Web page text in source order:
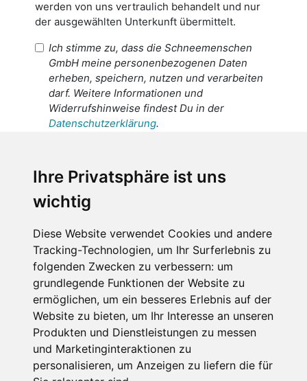
Ihre Privatsphäre ist uns
wichtig
Diese Website verwendet Cookies und andere
Tracking-Technologien, um Ihr Surferlebnis zu
folgenden Zwecken zu verbessern: um
grundlegende Funktionen der Website zu
ermöglichen, um ein besseres Erlebnis auf der
Website zu bieten, um Ihr Interesse an unseren
Produkten und Dienstleistungen zu messen
und Marketinginteraktionen zu
personalisieren, um Anzeigen zu liefern die für
werden von uns vertraulich behandelt und nur
der ausgewählten Unterkunft übermittelt.
Ich stimme zu, dass die Schneemenschen
GmbH meine personenbezogenen Daten
erheben, speichern, nutzen und verarbeiten
darf. Weitere Informationen und
Widerrufshinweise findest Du in der
Datenschutzerklärung.
personenbezogenen Daten an den
Empfänger dieser Nachricht weitergeleitet
werden dürfen. Weitere Informationen und
Widerrufshinweise findest Du in der
Datenschutzerklärung.
Anfrage abschicken
Diese Seite ist durch reCAPTCHA geschützt und es
gelten die GoogleDatenschutzerklärung und
Nutzungsbedingungen.